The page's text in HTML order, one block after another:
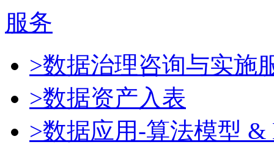
服务
>数据治理咨询与实施
>数据资产入表
>数据应用-算法模型 &